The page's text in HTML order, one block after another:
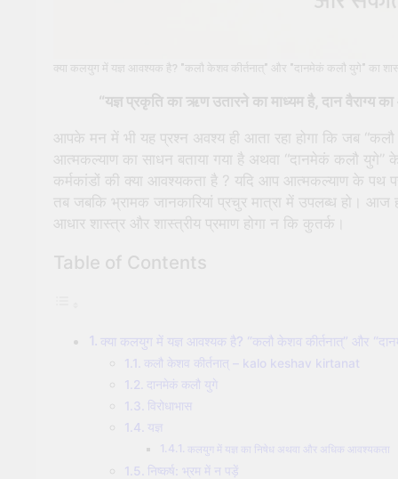
क्या कलयुग में यज्ञ आवश्यक है? "कलौ केशव कीर्तनात्" और "दानमेकं कलौ युगे" का
“यज्ञ प्रकृति का ऋण उतारने का माध्यम है, दान वैराग्य
आपके मन में भी यह प्रश्न अवश्य ही आता रहा होगा कि जब
आत्मकल्याण का साधन बताया गया है अथवा “दानमेकं कलौ युगे” के
कर्मकांडों की क्या आवश्यकता है ? यदि आप आत्मकल्याण के पथ
तब जबकि भ्रामक जानकारियां प्रचुर मात्रा में उपलब्ध हो।
आधार शास्त्र और शास्त्रीय प्रमाण होगा न कि कुतर्क।
Table of Contents
क्या कलयुग में यज्ञ आवश्यक है? “कलौ केशव कीर्तनात्” और
कलौ केशव कीर्तनात् – kalo keshav kirtanat
दानमेकं कलौ युगे
विरोधाभास
यज्ञ
कलयुग में यज्ञ का निषेध अथवा और अधिक आवश्यकता
निष्कर्ष: भ्रम में न पड़ें